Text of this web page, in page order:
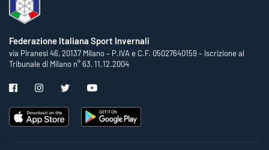
Federazione Italiana Sport Invernali
via Piranesi 46, 20137 Milano – P.IVA e C.F. 05027640159 – Iscrizione al
Tribunale di Milano n° 63, 11.12.2004